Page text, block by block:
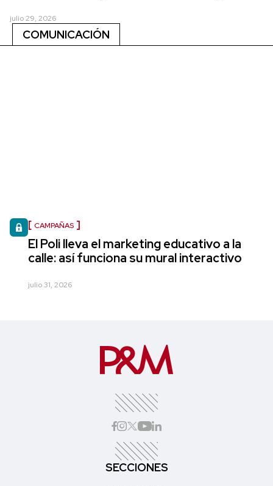
julio 29, 2026
COMUNICACIÓN
CAMPAÑAS
El Poli lleva el marketing educativo a la
calle: así funciona su mural interactivo
julio 31, 2026
SECCIONES